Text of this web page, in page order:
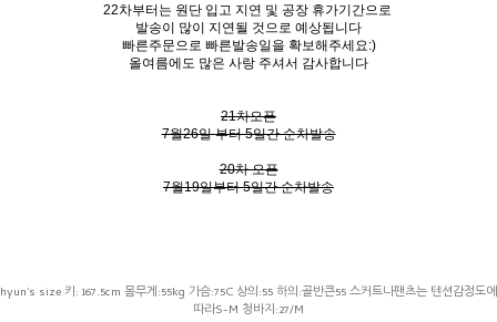
22차부터는 원단 입고 지연 및 공장 휴가기간으로
발송이 많이 지연될 것으로 예상됩니다
빠른주문으로 빠른발송일을 확보해주세요:)
올여름에도 많은 사랑 주셔서 감사합니다
21차오픈
7월26일 부터 5일간 순차발송
20차 오픈
7월19일부터 5일간 순차발송
hyun's size 키: 167.5cm 몸무게:55kg 가슴:75C 상의:55 하의:골반큰55 스커트나팬츠는 텐션감정도에
따라S-M 청바지:27/M